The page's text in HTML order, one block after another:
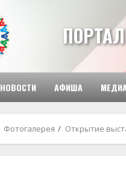
НОВОСТИ АФИША МЕДИА
Фотогалерея Открытие